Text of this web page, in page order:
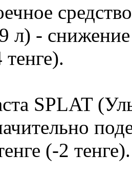
л) -
тенге).
SPLAT
(-2 тенге).